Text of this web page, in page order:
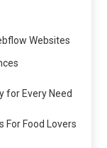
Websites
for Every Need
For Food Lovers